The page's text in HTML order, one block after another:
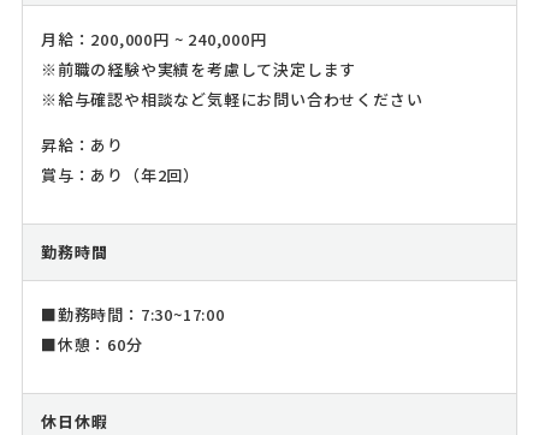
月給：200,000円 ~ 240,000円
※前職の経験や実績を考慮して決定します
※給与確認や相談など気軽にお問い合わせください
昇給：あり
賞与：あり（年2回）
勤務時間
■勤務時間：7:30~17:00
■休憩：60分
休日休暇